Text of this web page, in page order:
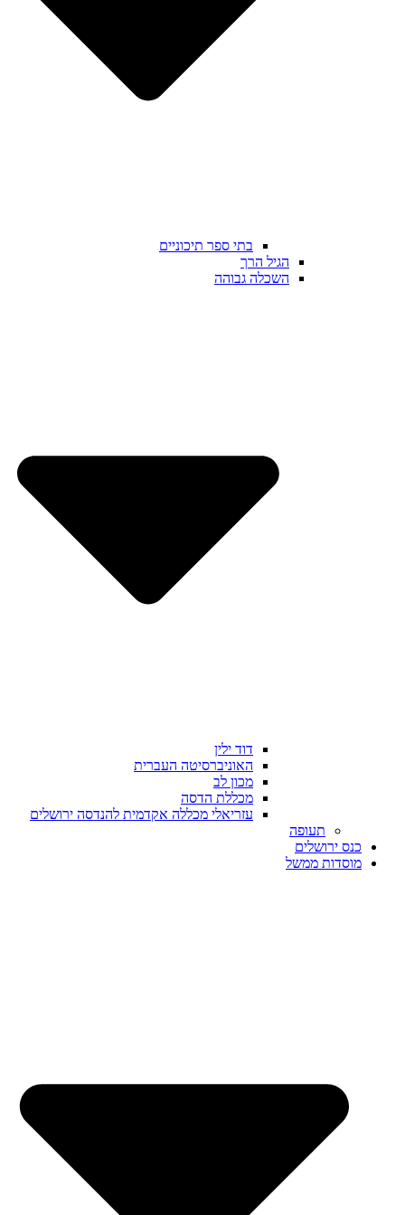
בתי ספר תיכוניים
הגיל הרך
השכלה גבוהה
דוד ילין
האוניברסיטה העברית
מכון לב
מכללת הדסה
עזריאלי מכללה אקדמית להנדסה ירושלים
תעופה
כנס ירושלים
מוסדות ממשל